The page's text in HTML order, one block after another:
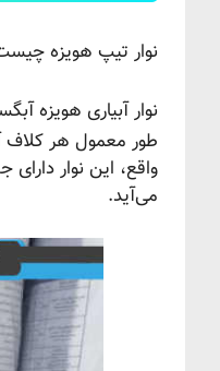
نوار تیپ هویزه
نوار آبیاری هویزه
واقع، این نوار
می‌آید.